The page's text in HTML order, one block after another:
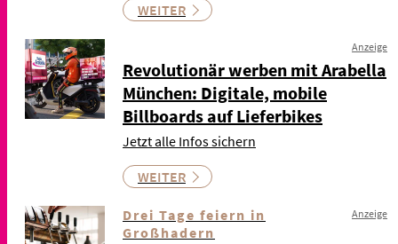
WEITER
Anzeige
Revolutionär werben mit Arabella
München: Digitale, mobile
Billboards auf Lieferbikes
Jetzt alle Infos sichern
WEITER
Drei Tage feiern in
Großhadern
Anzeige